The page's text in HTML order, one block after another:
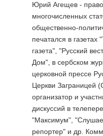
Юрий Агещев -
многочисленных
общественно-
печатался в
газета", "Русский
Дом", в сербском
церковной прессе
Церкви Заграницей
организатор и
дискуссий в
"Максимум",
репортер" и др.